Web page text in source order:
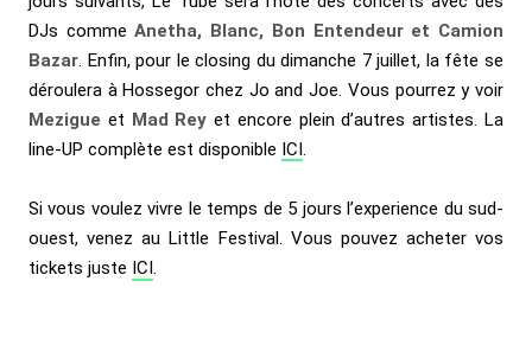
DJs commeAnetha, Blanc, Bon Entendeur et Camion
Bazar. Enfin, pour le closing du dimanche 7 juillet, la fête se
déroulera à Hossegor chez Jo and Joe. Vous pourrez y voir
Mezigue et Mad Rey et encore plein d’autres artistes. La
line-UP complète est disponible ICI.
Si vous voulez vivre le temps de 5 jours l’experience du sud-
ouest, venez au Little Festival. Vous pouvez acheter vos
tickets juste ICI.